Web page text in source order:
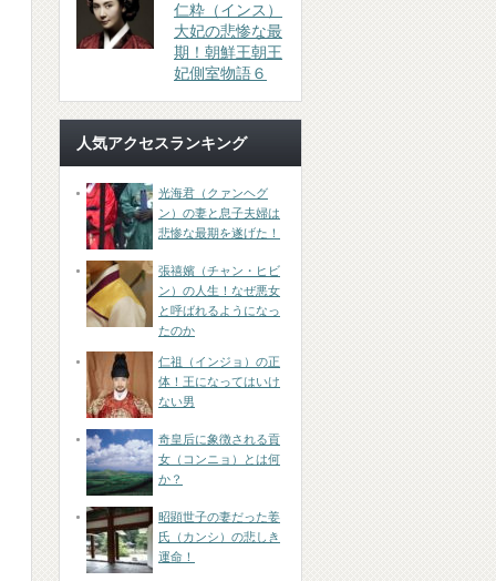
仁粋（インス）
大妃の悲惨な最
期！朝鮮王朝王
妃側室物語６
人気アクセスランキング
光海君（クァンヘグ
ン）の妻と息子夫婦は
悲惨な最期を遂げた！
張禧嬪（チャン・ヒビ
ン）の人生！なぜ悪女
と呼ばれるようになっ
たのか
仁祖（インジョ）の正
体！王になってはいけ
ない男
奇皇后に象徴される貢
女（コンニョ）とは何
か？
昭顕世子の妻だった姜
氏（カンシ）の悲しき
運命！